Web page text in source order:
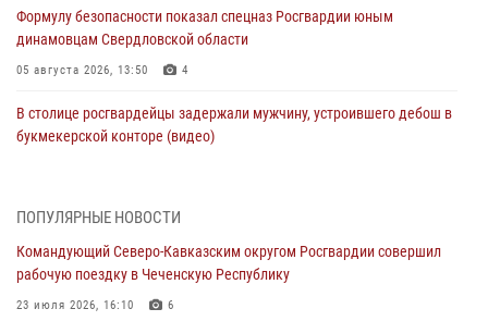
Формулу безопасности показал спецназ Росгвардии юным
динамовцам Свердловской области
05 августа 2026, 13:50 4
В столице росгвардейцы задержали мужчину, устроившего дебош в
букмекерской конторе (видео)
В Удмуртии при силовой поддержке спецназа Росгвардии
оздоровительных услуг (видео)
05 августа 2026, 13:20
ПОПУЛЯРНЫЕ НОВОСТИ
Командующий Северо-Кавказским округом Росгвардии совершил
рабочую поездку в Чеченскую Республику
23 июля 2026, 16:10 6